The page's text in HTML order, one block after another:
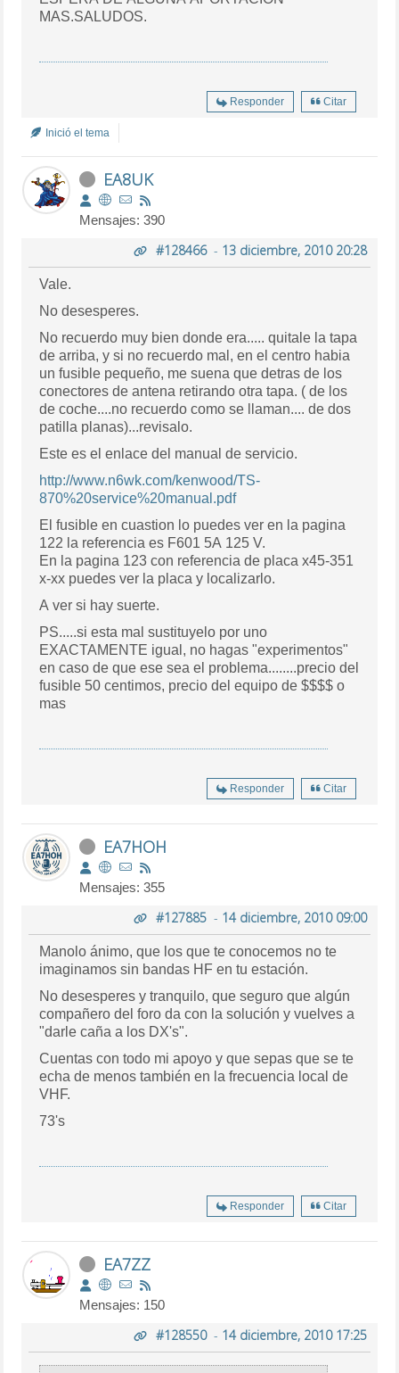
MAS.SALUDOS.
Responder Citar
Inició el tema
EA8UK
Mensajes: 390
#128466- 13 diciembre, 2010 20:28
Vale.
No desesperes.
No recuerdo muy bien donde era..... quitale la tapa
de arriba, y si no recuerdo mal, en el centro habia
un fusible pequeño, me suena que detras de los
conectores de antena retirando otra tapa. ( de los
de coche....no recuerdo como se llaman.... de dos
patilla planas)...revisalo.
Este es el enlace del manual de servicio.
http://www.n6wk.com/kenwood/TS-
870%20service%20manual.pdf
El fusible en cuastion lo puedes ver en la pagina
122 la referencia es F601 5A 125 V.
En la pagina 123 con referencia de placa x45-351
x-xx puedes ver la placa y localizarlo.
A ver si hay suerte.
PS.....si esta mal sustituyelo por uno
EXACTAMENTE igual, no hagas "experimentos"
en caso de que ese sea el problema........precio del
fusible 50 centimos, precio del equipo de $$$$ o
mas
Responder Citar
EA7HOH
Mensajes: 355
#127885- 14 diciembre, 2010 09:00
Manolo ánimo, que los que te conocemos no te
imaginamos sin bandas HF en tu estación.
No desesperes y tranquilo, que seguro que algún
compañero del foro da con la solución y vuelves a
"darle caña a los DX's".
Cuentas con todo mi apoyo y que sepas que se te
echa de menos también en la frecuencia local de
VHF.
73's
Responder Citar
EA7ZZ
Mensajes: 150
#128550- 14 diciembre, 2010 17:25